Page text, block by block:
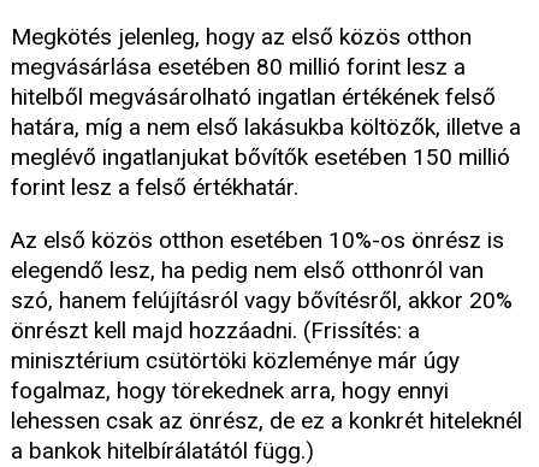
Megkötés jelenleg, hogy az első közös otthon
megvásárlása esetében 80 millió forint lesz a
hitelből megvásárolható ingatlan értékének felső
határa, míg a nem első lakásukba költözők, illetve a
meglévő ingatlanjukat bővítők esetében 150 millió
forint lesz a felső értékhatár.
Az első közös otthon esetében 10%-os önrész is
elegendő lesz, ha pedig nem első otthonról van
szó, hanem felújításról vagy bővítésről, akkor 20%
önrészt kell majd hozzáadni. (Frissítés: a
minisztérium csütörtöki közleménye már úgy
fogalmaz, hogy törekednek arra, hogy ennyi
lehessen csak az önrész, de ez a konkrét hiteleknél
a bankok hitelbírálatától függ.)